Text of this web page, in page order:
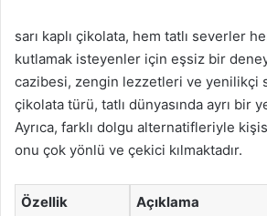
sarı kaplı çikolata, hem tatlı severler
kutlamak isteyenler için eşsiz bir
cazibesi, zengin lezzetleri ve yenilikçi
çikolata türü, tatlı dünyasında ayrı bir
Ayrıca, farklı dolgu alternatifleriyle
onu çok yönlü ve çekici kılmaktadır.
Özellik Açıklama